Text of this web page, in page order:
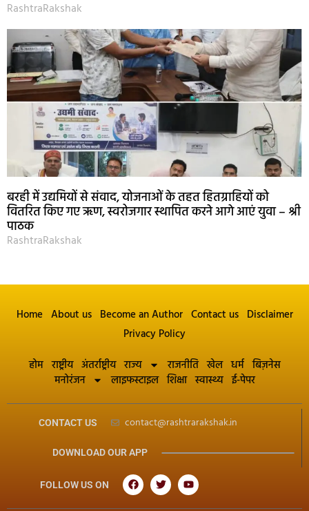
RashtraRakshak
बरही में उद्यमियों से संवाद, योजनाओं के तहत हितग्राहियों को
वितरित किए गए ऋण, स्वरोजगार स्थापित करने आगे आएं युवा – श्री
पाठक
RashtraRakshak
Home About us Become an Author Contact us Disclaimer
Privacy Policy
होम राष्ट्रीय अंतर्राष्ट्रीय राज्य राजनीति खेल धर्म बिज़नेस
मनोरंजन
लाइफस्टाइल शिक्षा स्वास्थ्य ई-पेपर
CONTACT US contact@rashtrarakshak.in
DOWNLOAD OUR APP
FOLLOW US ON